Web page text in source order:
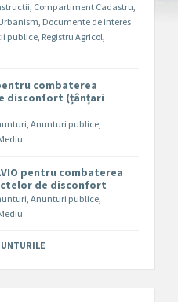
, Compartiment Cadastru,
, Documente de interes
publice, Registru Agricol,
combaterea
disconfort (țânțari
,Anunturi publice,
pentru combaterea
de disconfort
,Anunturi publice,